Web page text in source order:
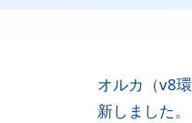
オルカ（v8
新しました。